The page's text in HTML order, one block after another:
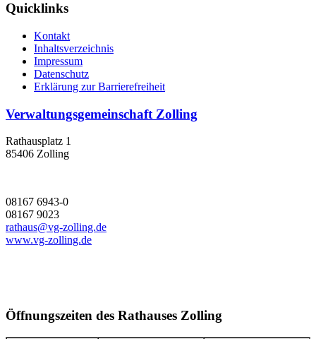
Quicklinks
Kontakt
Inhaltsverzeichnis
Impressum
Datenschutz
Erklärung zur Barrierefreiheit
Verwaltungsgemeinschaft Zolling
Rathausplatz 1
85406 Zolling
08167 6943-0
08167 9023
rathaus@vg-zolling.de
www.vg-zolling.de
Öffnungszeiten des Rathauses Zolling